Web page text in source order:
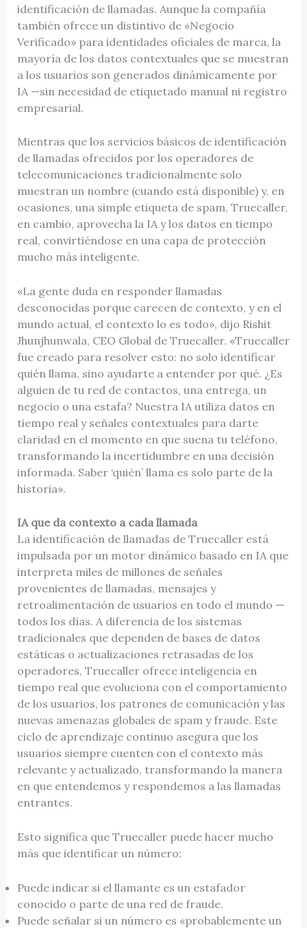
identificación de llamadas. Aunque la compañía
también ofrece un distintivo de «Negocio
Verificado» para identidades oficiales de marca, la
mayoría de los datos contextuales que se muestran
a los usuarios son generados dinámicamente por
IA —sin necesidad de etiquetado manual ni registro
empresarial.
Mientras que los servicios básicos de identificación
de llamadas ofrecidos por los operadores de
telecomunicaciones tradicionalmente solo
muestran un nombre (cuando está disponible) y, en
ocasiones, una simple etiqueta de spam, Truecaller,
en cambio, aprovecha la IA y los datos en tiempo
real, convirtiéndose en una capa de protección
mucho más inteligente.
«La gente duda en responder llamadas
desconocidas porque carecen de contexto, y en el
mundo actual, el contexto lo es todo», dijo Rishit
Jhunjhunwala, CEO Global de Truecaller. «Truecaller
fue creado para resolver esto: no solo identificar
quién llama, sino ayudarte a entender por qué. ¿Es
alguien de tu red de contactos, una entrega, un
negocio o una estafa? Nuestra IA utiliza datos en
tiempo real y señales contextuales para darte
claridad en el momento en que suena tu teléfono,
transformando la incertidumbre en una decisión
informada. Saber ‘quién’ llama es solo parte de la
historia».
IA que da contexto a cada llamada
La identificación de llamadas de Truecaller está
impulsada por un motor dinámico basado en IA que
interpreta miles de millones de señales
provenientes de llamadas, mensajes y
retroalimentación de usuarios en todo el mundo —
todos los días. A diferencia de los sistemas
tradicionales que dependen de bases de datos
estáticas o actualizaciones retrasadas de los
operadores, Truecaller ofrece inteligencia en
tiempo real que evoluciona con el comportamiento
de los usuarios, los patrones de comunicación y las
nuevas amenazas globales de spam y fraude. Este
ciclo de aprendizaje continuo asegura que los
usuarios siempre cuenten con el contexto más
relevante y actualizado, transformando la manera
en que entendemos y respondemos a las llamadas
entrantes.
Esto significa que Truecaller puede hacer mucho
más que identificar un número:
Puede indicar si el llamante es un estafador
conocido o parte de una red de fraude.
Puede señalar si un número es «probablemente un